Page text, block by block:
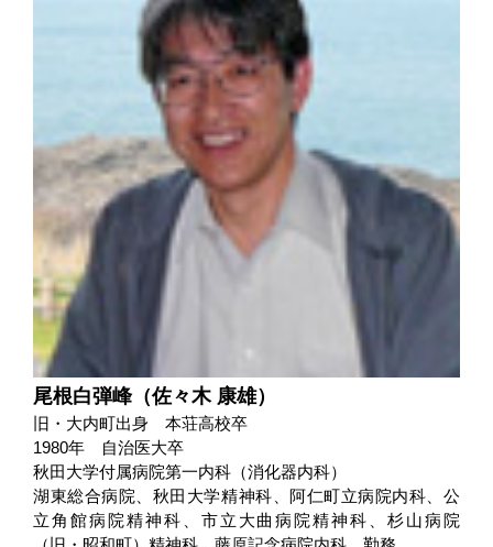
尾根白弾峰（佐々木 康雄）
旧・大内町出身 本荘高校卒
1980年 自治医大卒
秋田大学付属病院第一内科（消化器内科）
湖東総合病院、秋田大学精神科、阿仁町立病院内科、公
立角館病院精神科、市立大曲病院精神科、杉山病院